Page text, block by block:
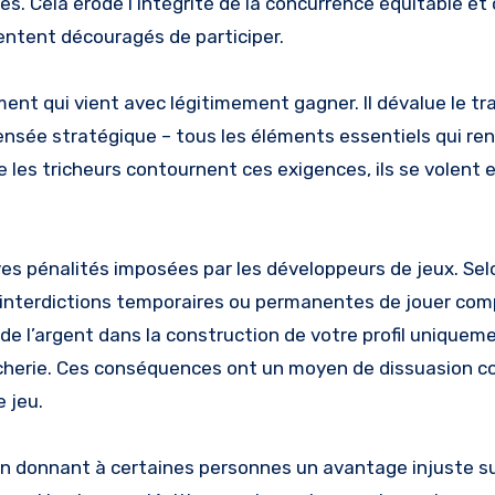
découragés de participer.
qui vient avec légitimement gagner. Il dévalue le
stratégique – tous les éléments essentiels qui
les tricheurs contournent ces exigences, ils se volent
pénalités imposées par les développeurs de jeux.
temporaires ou permanentes de jouer
l’argent dans la construction de votre profil
Ces conséquences ont un moyen de dissuasion
jeu.
donnant à certaines personnes un avantage injuste